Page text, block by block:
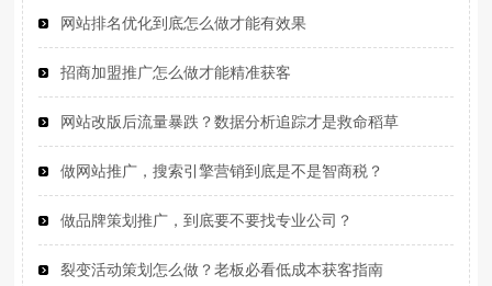
网站排名优化到底怎么做才能有效果
招商加盟推广怎么做才能精准获客
网站改版后流量暴跌？数据分析追踪才是救命稻草
做网站推广，搜索引擎营销到底是不是智商税？
做品牌策划推广，到底要不要找专业公司？
裂变活动策划怎么做？老板必看低成本获客指南